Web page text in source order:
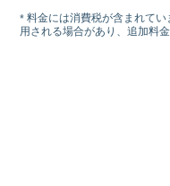
* 料金には消費税が含まれて
用される場合があり、追加料